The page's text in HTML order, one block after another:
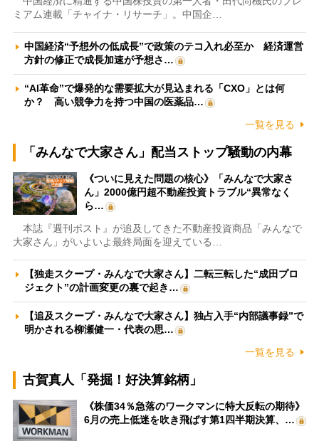
ミアム連載「チャイナ・リサーチ」。中国企…
中国経済“予想外の低成長”で政策のテコ入れ必至か 経済運営
方針の修正で成長加速が予想さ…
“AI革命”で爆発的な需要拡大が見込まれる「CXO」とは何
か？ 高い競争力を持つ中国の医薬品…
一覧を見る
「みんなで大家さん」配当ストップ騒動の内幕
《ついに見えた問題の核心》「みんなで大家さ
ん」2000億円超不動産投資トラブル“異常なく
ら…
本誌『週刊ポスト』が追及してきた不動産投資商品「みんなで
大家さん」がいよいよ最終局面を迎えている…
【独走スクープ・みんなで大家さん】二転三転した“成田プロ
ジェクト”の計画変更の裏で起き…
【追及スクープ・みんなで大家さん】独占入手“内部議事録”で
明かされる柳瀬健一・代表の思…
一覧を見る
古賀真人「発掘！好決算銘柄」
《株価34％急落のワークマンに特大反転の期待》
6月の売上低迷を吹き飛ばす第1四半期決算、…